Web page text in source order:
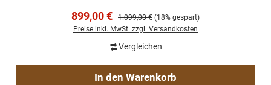
Verkaufspreis:
899,00 € Regulärer Preis:
1.099,00 € (18% gespart)
Preise inkl. MwSt. zzgl. Versandkosten
Vergleichen
In den Warenkorb